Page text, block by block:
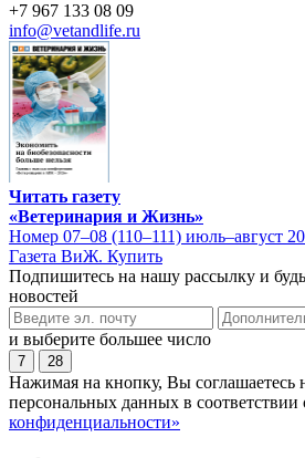
+7 967 133 08 09
info@vetandlife.ru
Читать газету
«Ветеринария и Жизнь»
Номер 07–08 (110–111) июль–август
Газета ВиЖ. Купить
Подпишитесь на нашу рассылку и
новостей
и выберите большее число
7 28
Нажимая на кнопку, Вы соглашаетесь
персональных данных в соответствии
конфиденциальности»